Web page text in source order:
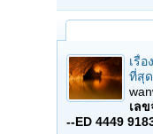
เรื่
ที่สุ
เล
--ED 4449